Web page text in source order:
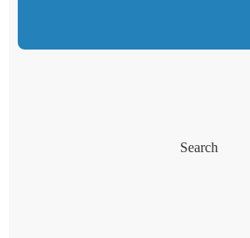
Search